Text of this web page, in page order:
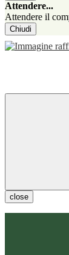
Attendere...
Attendere il
Chiudi
close